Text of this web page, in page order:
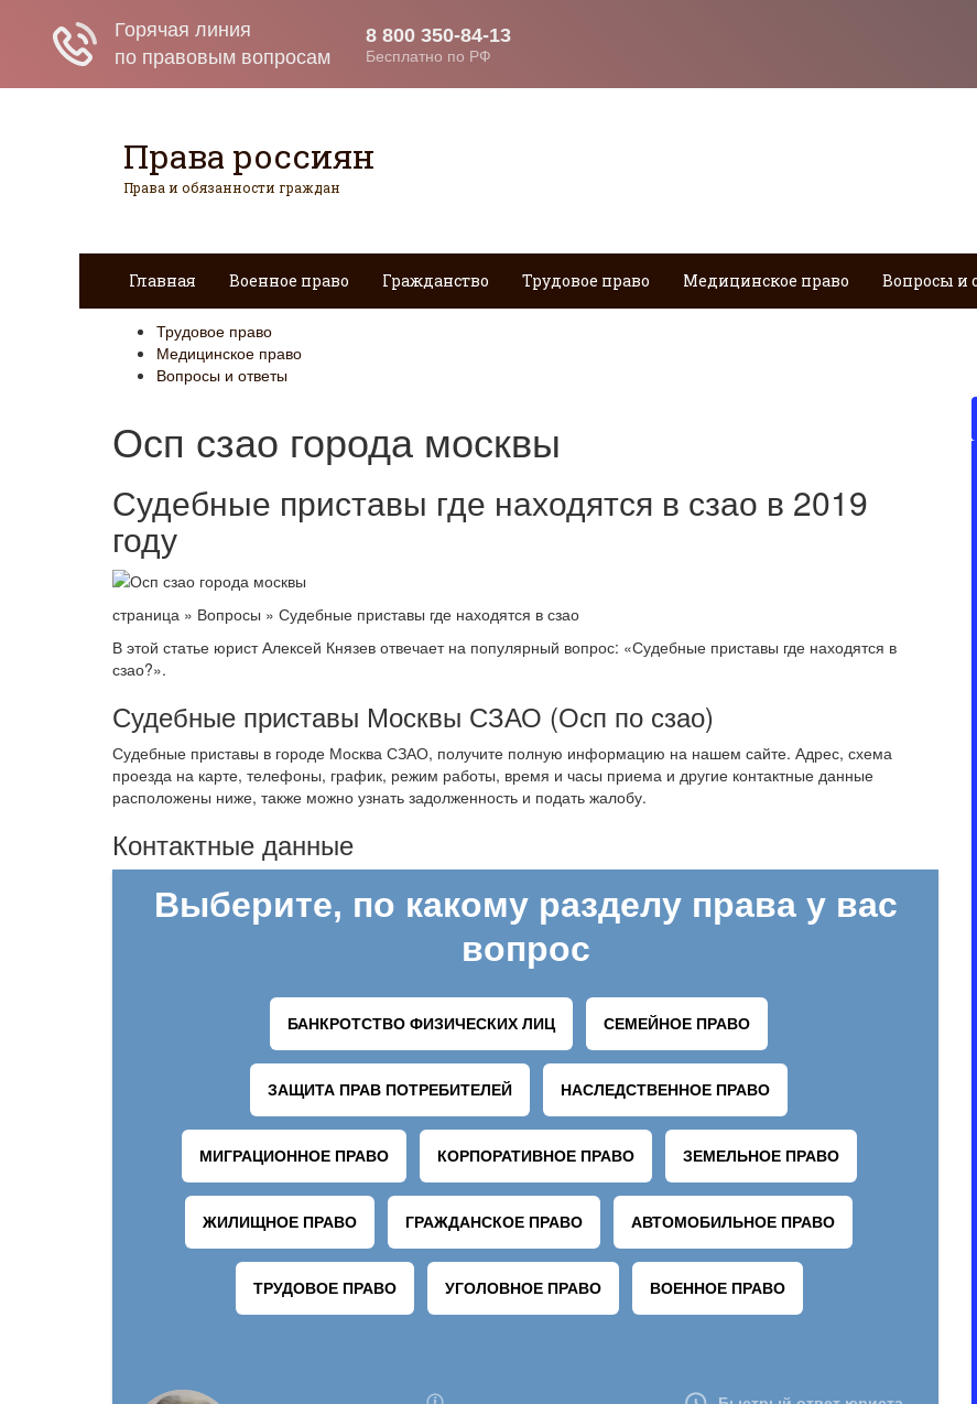
Права россиян
Права и обязанности граждан
Главная Военное право Гражданство Трудовое право Медицинское право Вопросы и
Трудовое право
Медицинское право
Вопросы и ответы
Осп сзао города москвы
Судебные приставы где находятся в сзао в 2019
году
страница » Вопросы » Судебные приставы где находятся в сзао
В этой статье юрист Алексей Князев отвечает на популярный вопрос: «Судебные приставы где находятся в
сзао?».
Судебные приставы Москвы СЗАО (Осп по сзао)
Судебные приставы в городе Москва СЗАО, получите полную информацию на нашем сайте. Адрес, схема
проезда на карте, телефоны, график, режим работы, время и часы приема и другие контактные данные
расположены ниже, также можно узнать задолженность и подать жалобу.
Контактные данные